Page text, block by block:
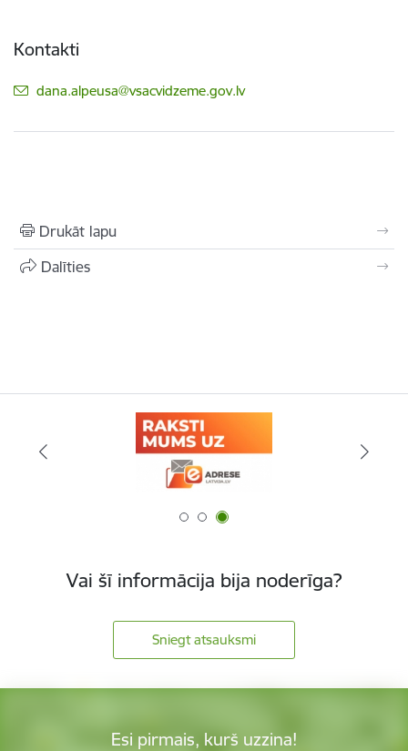
Kontakti
E-pasts:
dana.alpeusa@vsacvidzeme.gov.lv
Drukāt lapu
Dalīties
Vai šī informācija bija noderīga?
Sniegt atsauksmi
Esi pirmais, kurš uzzina!